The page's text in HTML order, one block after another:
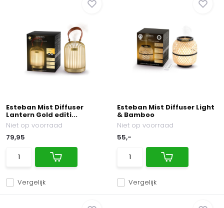
Esteban Mist Diffuser
Lantern Gold editi...
Vergelijk
Niet op voorraad
79,95
Esteban Mist Diffuser Light
& Bamboo
Vergelijk
Niet op voorraad
55,-